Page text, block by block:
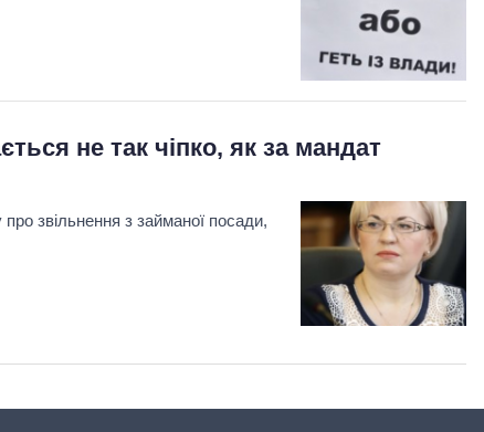
не так чіпко, як за мандат
звільнення з займаної посади,